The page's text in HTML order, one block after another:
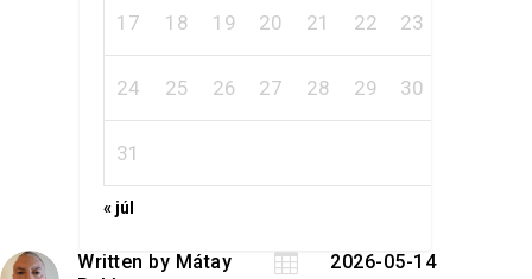
17 18 19 20 21 22 23
24 25 26 27 28 29 30
31
« júl
Written by Mátay
 2026-05-14